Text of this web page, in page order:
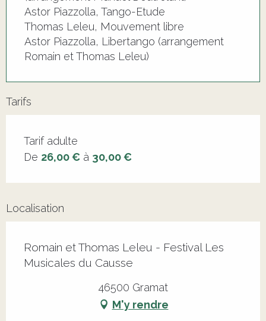
Astor Piazzolla, Tango-Etude
Thomas Leleu, Mouvement libre
Astor Piazzolla, Libertango (arrangement
Romain et Thomas Leleu)
Tarifs
Tarifs 2026
Tarif adulte
De 26,00 € à 30,00 €
Localisation
Romain et Thomas Leleu - Festival Les
Musicales du Causse
46500 Gramat
M'y rendre